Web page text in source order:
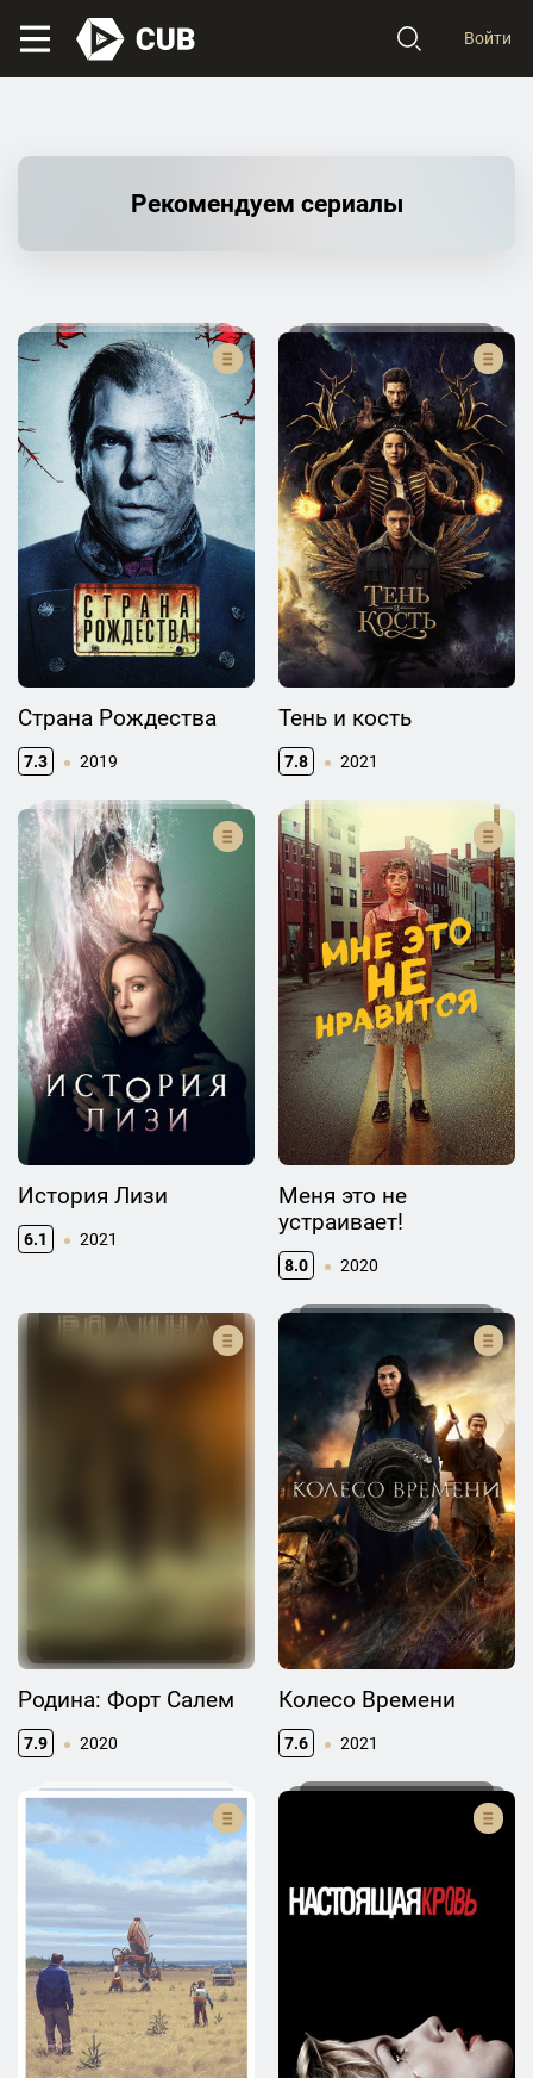
Войти
Рекомендуем сериалы
Страна Рождества
7.3 2019
Тень и кость
7.8 2021
История Лизи
6.1 2021
Меня это не
устраивает!
8.0 2020
Родина: Форт Салем
7.9 2020
Колесо Времени
7.6 2021